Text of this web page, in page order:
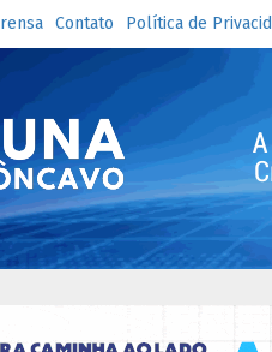
Contato Política de